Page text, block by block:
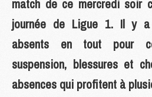
match de ce mercredi soir
journée de Ligue 1. Il y
absents en tout pour
suspension, blessures et
absences qui profitent à